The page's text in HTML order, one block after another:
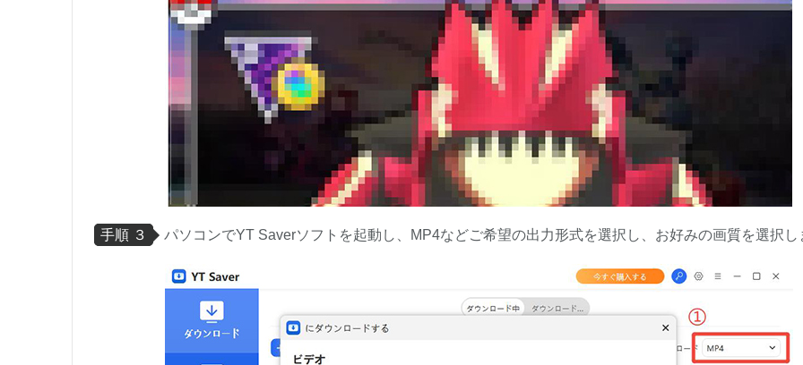
手順 ３ パソコンでYT Saverソフトを起動し、MP4などご希望の出力形式を選択し、お好みの画質を選択し